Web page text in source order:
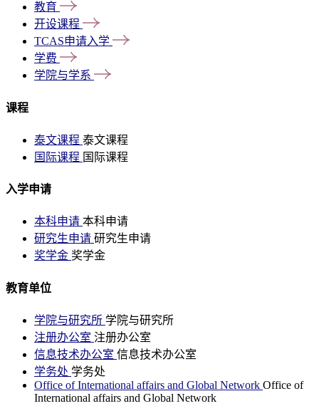
教育
开设课程
TCAS申请入学
学费
学院与学系
课程
泰文课程 泰文课程
国际课程 国际课程
入学申请
本科申请 本科申请
研究生申请 研究生申请
奖学金 奖学金
教育单位
学院与研究所 学院与研究所
注册办公室 注册办公室
信息技术办公室 信息技术办公室
学务处 学务处
Office of International affairs and Global Network Office of
International affairs and Global Network